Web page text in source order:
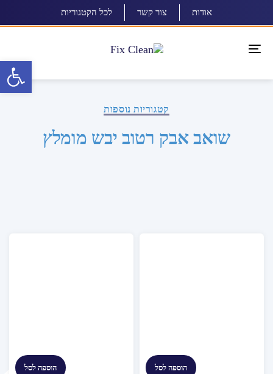
אודות צור קשר לכל הקטגוריות
Toggle
קטגוריות נוספות
שואב אבק רטוב יבש מומלץ
הוספה לסל הוספה לסל
פתח